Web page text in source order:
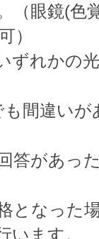
（眼鏡(色
）
ずれかの
間違い
答があっ
となった
います。